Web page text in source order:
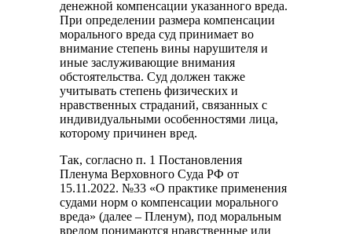
денежной компенсации указанного вреда.
При определении размера компенсации
морального вреда суд принимает во
внимание степень вины нарушителя и
иные заслуживающие внимания
обстоятельства. Суд должен также
учитывать степень физических и
нравственных страданий, связанных с
индивидуальными особенностями лица,
которому причинен вред.
Так, согласно п. 1 Постановления
Пленума Верховного Суда РФ от
15.11.2022. №33 «О практике применения
судами норм о компенсации морального
вреда» (далее – Пленум), под моральным
вредом понимаются нравственные или